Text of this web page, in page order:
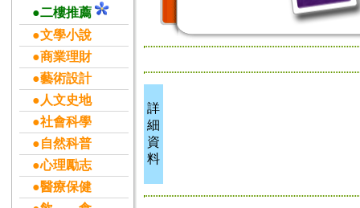
●二樓推薦
●文學小說
●商業理財
●藝術設計
●人文史地
●社會科學
●自然科普
●心理勵志
●醫療保健
詳
細
資
料